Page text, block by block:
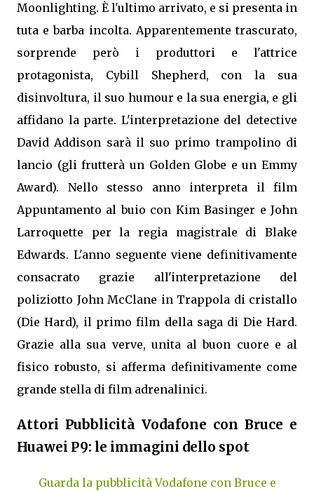
Moonlighting. È l'ultimo arrivato, e si presenta in
tuta e barba incolta. Apparentemente trascurato,
sorprende però i produttori e l'attrice
protagonista, Cybill Shepherd, con la sua
disinvoltura, il suo humour e la sua energia, e gli
affidano la parte. L'interpretazione del detective
David Addison sarà il suo primo trampolino di
lancio (gli frutterà un Golden Globe e un Emmy
Award). Nello stesso anno interpreta il film
Appuntamento al buio con Kim Basinger e John
Larroquette per la regia magistrale di Blake
Edwards. L'anno seguente viene definitivamente
consacrato grazie all'interpretazione del
poliziotto John McClane in Trappola di cristallo
(Die Hard), il primo film della saga di Die Hard.
Grazie alla sua verve, unita al buon cuore e al
fisico robusto, si afferma definitivamente come
grande stella di film adrenalinici.
Attori Pubblicità Vodafone con Bruce e
Huawei P9: le immagini dello spot
Guarda la pubblicità Vodafone con Bruce e